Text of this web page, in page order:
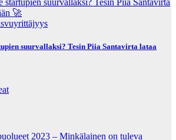
suurvallaksi? Tesin Piia Santavirta lataa